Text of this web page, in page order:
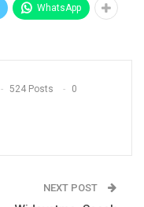
WhatsApp
524 Posts 0
NEXT POST